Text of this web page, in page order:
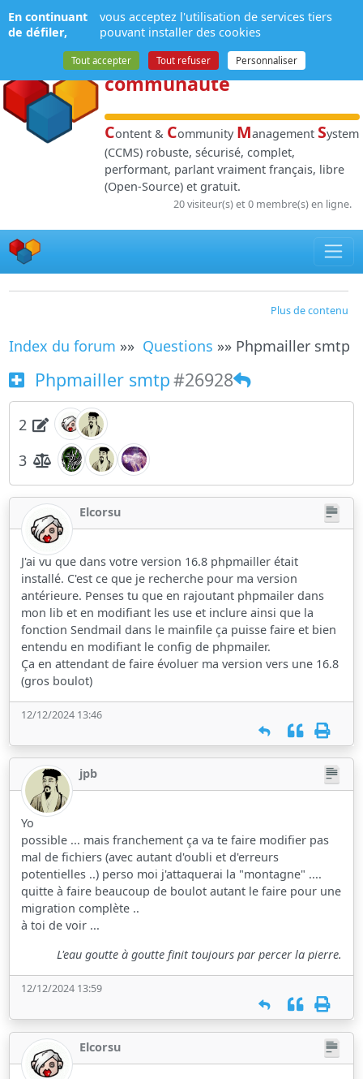
NPDS:Gestion de
contenuet de
communauté
Content & Community Management System
(CCMS) robuste, sécurisé, complet,
performant, parlant vraiment français, libre
(Open-Source) et gratuit.
20 visiteur(s) et 0 membre(s) en ligne.
Plus de contenu
Index du forum »» Questions »» Phpmailler smtp
Phpmailler smtp#26928
2
3
Elcorsu
J'ai vu que dans votre version 16.8 phpmailler était
installé. C'est ce que je recherche pour ma version
antérieure. Penses tu que en rajoutant phpmailer dans
mon lib et en modifiant les use et inclure ainsi que la
fonction Sendmail dans le mainfile ça puisse faire et bien
entendu en modifiant le config de phpmailer.
Ça en attendant de faire évoluer ma version vers une 16.8
(gros boulot)
12/12/2024 13:46
jpb
Yo
possible ... mais franchement ça va te faire modifier pas
mal de fichiers (avec autant d'oubli et d'erreurs
potentielles ..) perso moi j'attaquerai la "montagne" ....
quitte à faire beaucoup de boulot autant le faire pour une
migration complète ..
à toi de voir ...
L'eau goutte à goutte finit toujours par percer la pierre.
12/12/2024 13:59
Elcorsu
Panneau de gestion des cookies
En continuant
de défiler,
vous acceptez l'utilisation de services tiers
pouvant installer des cookies
Tout accepter Tout refuser Personnaliser